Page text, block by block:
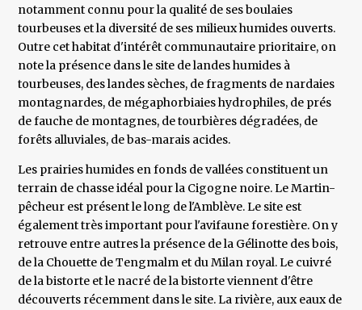
notamment connu pour la qualité de ses boulaies
tourbeuses et la diversité de ses milieux humides ouverts.
Outre cet habitat d'intérêt communautaire prioritaire, on
note la présence dans le site de landes humides à
tourbeuses, des landes sèches, de fragments de nardaies
montagnardes, de mégaphorbiaies hydrophiles, de prés
de fauche de montagnes, de tourbières dégradées, de
forêts alluviales, de bas-marais acides.
Les prairies humides en fonds de vallées constituent un
terrain de chasse idéal pour la Cigogne noire. Le Martin-
pêcheur est présent le long de l'Amblève. Le site est
également très important pour l'avifaune forestière. On y
retrouve entre autres la présence de la Gélinotte des bois,
de la Chouette de Tengmalm et du Milan royal. Le cuivré
de la bistorte et le nacré de la bistorte viennent d'être
découverts récemment dans le site. La rivière, aux eaux de